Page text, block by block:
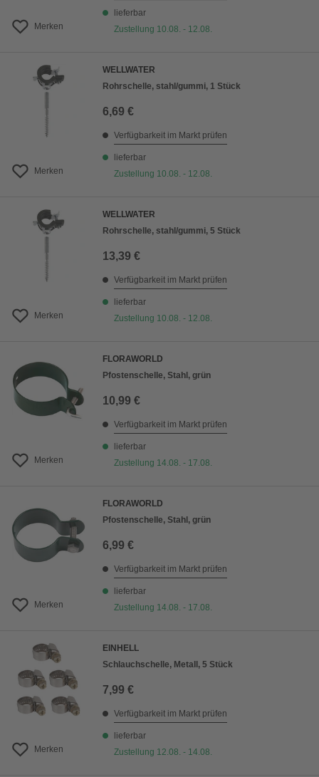
Merken
lieferbar
Zustellung 10.08. - 12.08.
Merken
WELLWATER
Rohrschelle, stahl/gummi, 1 Stück
6,69 €
Verfügbarkeit im Markt prüfen
lieferbar
Zustellung 10.08. - 12.08.
Merken
WELLWATER
Rohrschelle, stahl/gummi, 5 Stück
13,39 €
Verfügbarkeit im Markt prüfen
lieferbar
Zustellung 10.08. - 12.08.
Merken
FLORAWORLD
Pfostenschelle, Stahl, grün
10,99 €
Verfügbarkeit im Markt prüfen
lieferbar
Zustellung 14.08. - 17.08.
Merken
FLORAWORLD
Pfostenschelle, Stahl, grün
6,99 €
Verfügbarkeit im Markt prüfen
lieferbar
Zustellung 14.08. - 17.08.
Merken
EINHELL
Schlauchschelle, Metall, 5 Stück
7,99 €
Verfügbarkeit im Markt prüfen
lieferbar
Zustellung 12.08. - 14.08.